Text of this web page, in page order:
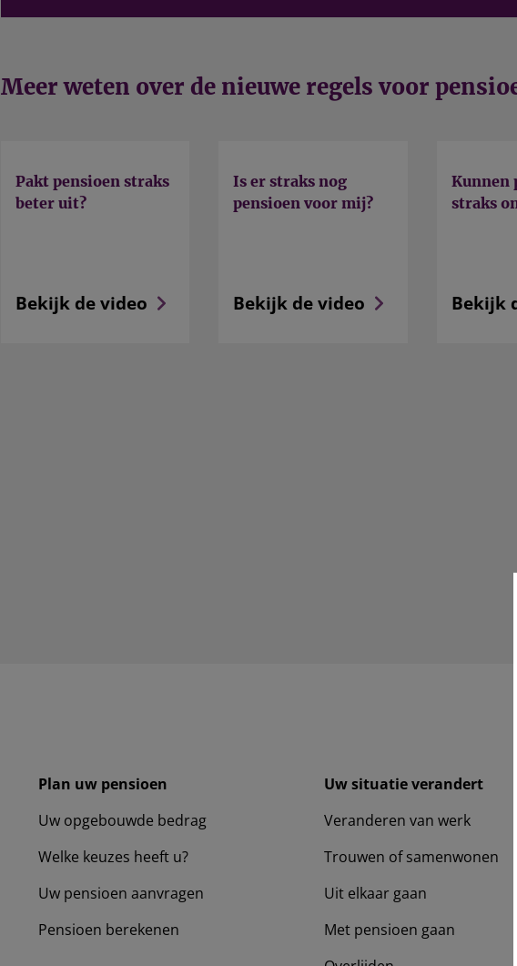
Meer weten over de nieuwe regels voor
Pakt pensioen straks
beter uit?
Bekijk de video
Is er straks nog
pensioen voor mij?
Bekijk de video
Kunnen
straks
Bekijk
Plan uw pensioen
Uw opgebouwde bedrag
Welke keuzes heeft u?
Uw pensioen aanvragen
Pensioen berekenen
Uw situatie verandert
Veranderen van werk
Trouwen of samenwonen
Uit elkaar gaan
Met pensioen gaan